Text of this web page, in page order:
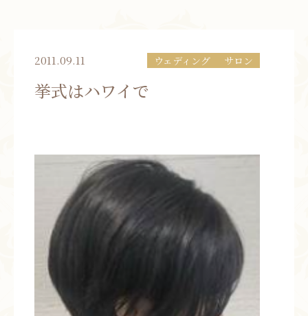
お問い合わせ
2011.09.11 ウェディング サロン
挙式はハワイで